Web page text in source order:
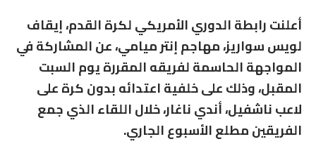
أعلنت رابطة الدوري الأمريكي لكرة القدم، إيقاف
لويس سواريز، مهاجم إنتر ميامي، عن المشاركة في
المواجهة الحاسمة لفريقه المقررة يوم السبت
المقبل، وذلك على خلفية اعتدائه بدون كرة على
لاعب ناشفيل، أندي ناغار، خلال اللقاء الذي جمع
الفريقين مطلع الأسبوع الجاري.